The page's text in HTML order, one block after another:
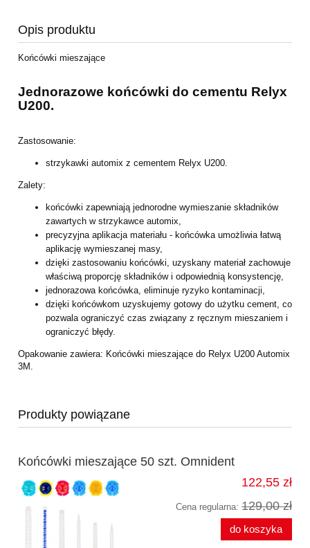
Opis produktu
Końcówki mieszające
Jednorazowe końcówki do cementu Relyx
U200.
Zastosowanie:
strzykawki automix z cementem Relyx U200.
Zalety:
końcówki zapewniają jednorodne wymieszanie składników
zawartych w strzykawce automix,
precyzyjna aplikacja materiału - końcówka umożliwia łatwą
aplikację wymieszanej masy,
dzięki zastosowaniu końcówki, uzyskany materiał zachowuje
właściwą proporcję składników i odpowiednią konsystencję,
jednorazowa końcówka, eliminuje ryzyko kontaminacji,
dzięki końcówkom uzyskujemy gotowy do użytku cement, co
pozwala ograniczyć czas związany z ręcznym mieszaniem i
ograniczyć błędy.
Opakowanie zawiera: Końcówki mieszające do Relyx U200 Automix
3M.
Produkty powiązane
Końcówki mieszające 50 szt. Omnident
122,55 zł
Cena regularna: 129,00 zł
do koszyka